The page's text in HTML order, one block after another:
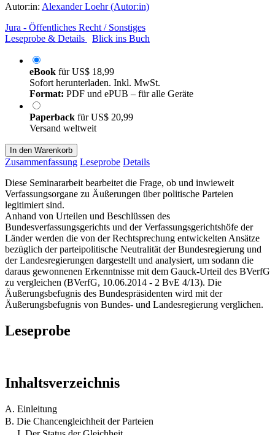
Autor:in: Alexander Loehr (Autor:in)
Jura - Öffentliches Recht / Sonstiges
Leseprobe & Details
Blick ins Buch
eBook fürUS$ 18,99
Sofort herunterladen. Inkl. MwSt.
Format: PDF und ePUB – für alle Geräte
Paperback fürUS$ 20,99
Versand weltweit
In den Warenkorb
Zusammenfassung Leseprobe Details
Diese Seminararbeit bearbeitet die Frage, ob und inwieweit
Verfassungsorgane zu Äußerungen über politische Parteien
legitimiert sind.
Anhand von Urteilen und Beschlüssen des
Bundesverfassungsgerichts und der Verfassungsgerichtshöfe der
Länder werden die von der Rechtsprechung entwickelten Ansätze
bezüglich der parteipolitische Neutralität der Bundesregierung und
der Landesregierungen dargestellt und analysiert, um sodann die
daraus gewonnenen Erkenntnisse mit dem Gauck-Urteil des BVerfG
zu vergleichen (BVerfG, 10.06.2014 - 2 BvE 4/13). Die
Äußerungsbefugnis des Bundespräsidenten wird mit der
Äußerungsbefugnis von Bundes- und Landesregierung verglichen.
Leseprobe
Inhaltsverzeichnis
A. Einleitung
B. Die Chancengleichheit der Parteien